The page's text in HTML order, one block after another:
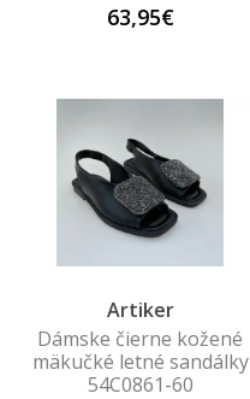
63,95€
Artiker
Dámske čierne kožené
mäkučké letné sandálky
54C0861-60